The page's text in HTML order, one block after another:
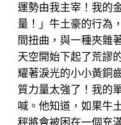
運勢由我主宰！我的
量！」牛土豪的行為
間扭曲，與一種夾雜
天空開始下起了荒謬
耀著淚光的小小黃銅
質力量太強了！我的
喊。他知道，如果牛
秤將會被困在一個充